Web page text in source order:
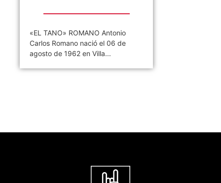
«EL TANO» ROMANO Antonio
Carlos Romano nació el 06 de
agosto de 1962 en Villa...